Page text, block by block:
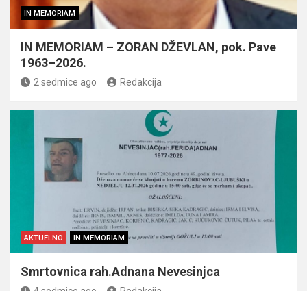
IN MEMORIAM
IN MEMORIAM – ZORAN DŽEVLAN, pok. Pave
1963–2026.
2 sedmice ago Redakcija
AKTUELNO IN MEMORIAM
Smrtovnica rah.Adnana Nevesinjca